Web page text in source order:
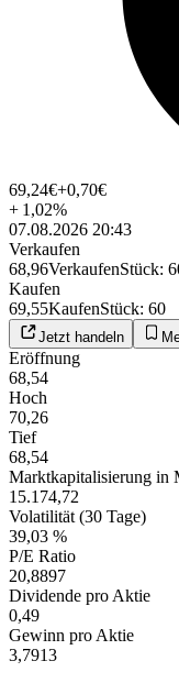
69,24€+0,70€
+ 1,02%
07.08.2026 20:43
Verkaufen
68,96VerkaufenStück:
Kaufen
69,55KaufenStück: 60
Jetzt handeln
Eröffnung
68,54
Hoch
70,26
Tief
68,54
Marktkapitalisierung in
15.174,72
Volatilität (30 Tage)
39,03 %
P/E Ratio
20,8897
Dividende pro Aktie
0,49
Gewinn pro Aktie
3,7913